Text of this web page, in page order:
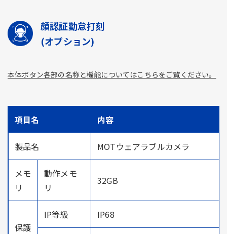
顔認証勤怠打刻
(オプション)
本体ボタン各部の名称と機能についてはこちらをご覧ください。
項目名 内容
製品名 MOTウェアラブルカメラ
メモ
リ
動作メモ
リ
32GB
保護
IP等級 IP68